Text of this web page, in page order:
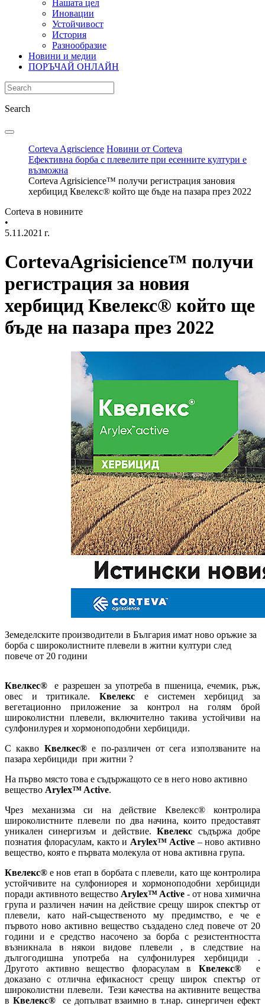
Нашата цел
Иновации
Устойчивост
История
Разнообразие
Новини и медии
ПОРЪЧАЙ ОНЛАЙН
Search
Corteva Agriscience Новини от Corteva
Ефективна борба с плевелите при есенните култури е
възможна
Corteva Agrisicience™ получи регистрация зановия
хербицид Квелекс® който ще бъде на пазара през 2022
Corteva в новините
•
5.11.2021 г.
CortevaAgrisicience™ получи
регистрация за новия
хербицид Квелекс® който ще
бъде на пазара през 2022
Земеделските производители в България имат ново оръжие за
борба с широколистните плевели в житни култури след
повече от 20 години
Квелкес® е разрешен за употреба в пшеница, ечемик, ръж,
овес и тритикале.Квелекс е системен хербицид за
вегетационно приложение за контрол на голям брой
широколистни плевели, включително такива устойчиви на
сулфонилурея и хормоноподобни хербициди.
С какво Квелкес®е по-различен от сега използваните на
пазара хербициди при житни ?
На първо място това е съдържащото се в него ново активно
вещество Arylex™ Active.
Чрез механизма си на действие Квелекс® контролира
широколистните плевели по два начина, които предоставят
уникален синергизъм и действие.Квелекс съдържа добре
познатия флорасулам, както и Arylex™ Active– ново активно
вещество, която е първата молекула от нова активна група.
Квелекс® е нов етап в борбата с плевели, като ще контролира
устойчивите на сулфониорея и хормоноподобни хербициди
поради активното вещество Arylex™ Active - от нова химична
група и различен начин на действие срещу широк спектър от
плевели, като най-същественото му предимство, е че е
първото ново активно вещество създадено след повече от 20
години и е средство насочено за борба с резистентността
възникнала в някои видове плевели , в следствие на
дългогодишна употреба на сулфонилурея хербициди .
Другото активно вещество флорасулам в Квелекс®е
доказано с отлична ефикасност срещу широк спектър от
широколистни плевели. Тези качества на активните вещества
в Квелекс®се допълват взаимно в т.нар. синергичен ефект